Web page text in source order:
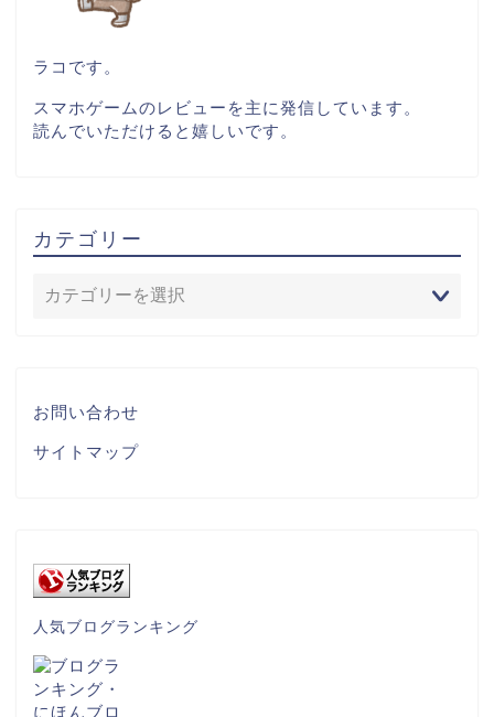
ラコです。
スマホゲームのレビューを主に発信しています。
読んでいただけると嬉しいです。
カテゴリー
お問い合わせ
サイトマップ
人気ブログランキング